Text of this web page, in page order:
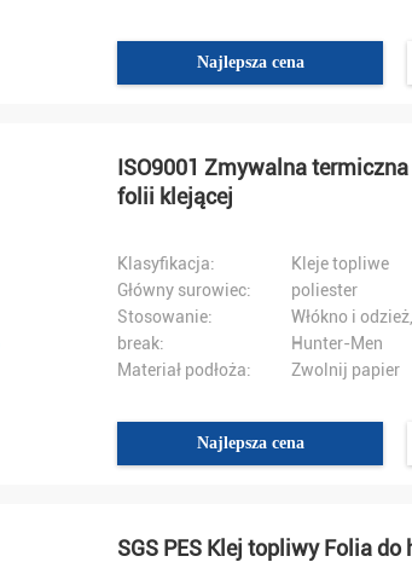
Najlepsza cena
ISO9001 Zmywalna
folii klejącej
Klasyfikacja:
Kleje topliwe
Główny surowiec:
poliester
Stosowanie:
Włókno i
break:
Hunter-Men
Materiał podłoża:
Zwolnij papier
Najlepsza cena
SGS PES Klej topliwy Folia